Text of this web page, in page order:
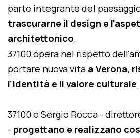
parte integrante del
trascurarne il design e
architettonico.
37100 opera nel rispetto
portare nuova vita a Verona,
l'identità e il valore culturale.
37100 e Sergio Rocca -
- progettano e realizzano